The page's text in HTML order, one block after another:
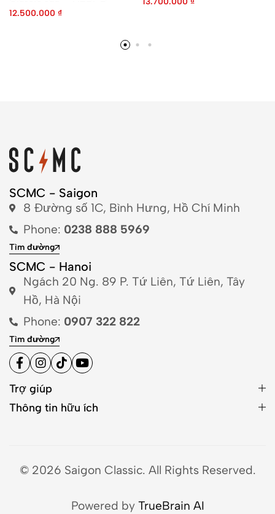
12.500.000 ₫
SCMC - Saigon
8 Đường số 1C, Bình Hưng, Hồ Chí Minh
Phone: 0238 888 5969
Tìm đường
SCMC - Hanoi
Ngách 20 Ng. 89 P. Tứ Liên, Tứ Liên, Tây
Hồ, Hà Nội
Phone: 0907 322 822
Tìm đường
Trợ giúp
Thông tin hữu ích
© 2026 Saigon Classic. All Rights Reserved.
Powered by TrueBrain AI